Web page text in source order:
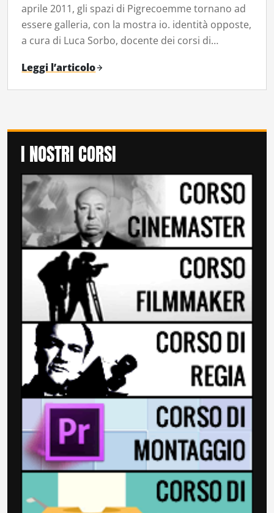
aprile 2011, gli spazi di Pigrecoemme tornano ad
essere galleria, con la mostra io. identità opposte,
a cura di Luca Sorbo, docente dei corsi di…
Leggi l’articolo
I NOSTRI CORSI